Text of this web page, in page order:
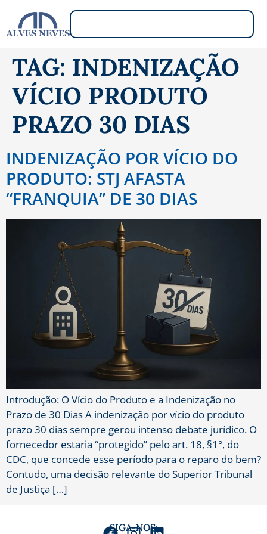
TAG: INDENIZAÇÃO
VÍCIO PRODUTO
PRAZO 30 DIAS
INDENIZAÇÃO POR VÍCIO DO
PRODUTO: STJ AFASTA
“FRANQUIA” DE 30 DIAS
Introdução: O Vício do Produto e a Indenização no
Prazo de 30 Dias A indenização por vício do produto
prazo 30 dias sempre gerou intenso debate jurídico. O
fornecedor estaria “protegido” pelo art. 18, §1°, do
CDC, que concede esse período para o reparo do bem?
Contudo, uma decisão relevante do Superior Tribunal
de Justiça […]
SIGA-NOS: